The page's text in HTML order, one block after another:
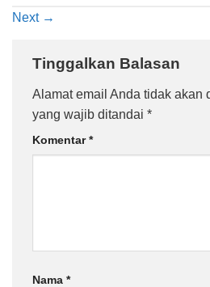
Next →
Tinggalkan Balasan
Alamat email Anda tidak akan
yang wajib ditandai *
Komentar*
Nama *